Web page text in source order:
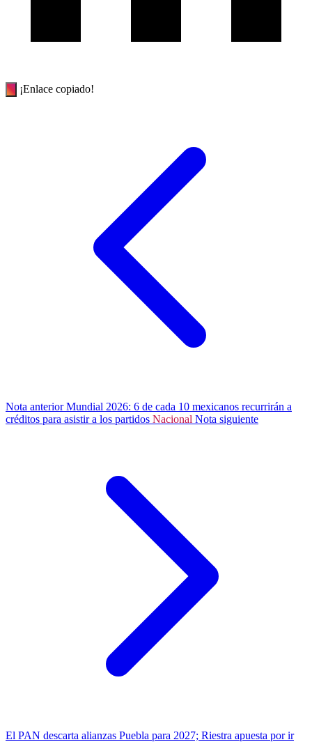
¡Enlace copiado!
Nota anteriorMundial 2026: 6 de cada 10 mexicanos recurrirán a
créditos para asistir a los partidos Nacional Nota siguiente
El PAN descarta alianzas Puebla para 2027; Riestra apuesta por ir